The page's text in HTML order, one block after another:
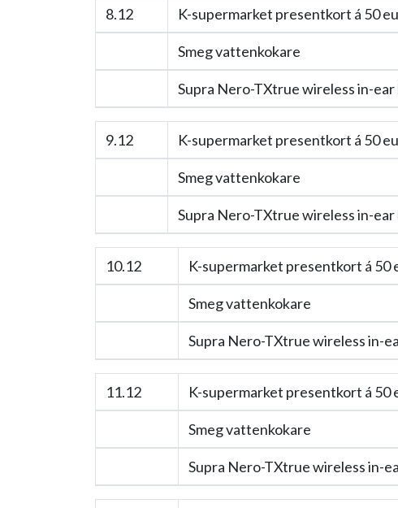
8.12 K-supermarket presentkort á 50
Smeg vattenkokare
Supra Nero-TXtrue wireless in-
9.12 K-supermarket presentkort á 50
Smeg vattenkokare
Supra Nero-TXtrue wireless in-
10.12 K-supermarket presentkort á 50
Smeg vattenkokare
Supra Nero-TXtrue wireless in-
11.12 K-supermarket presentkort á 50
Smeg vattenkokare
Supra Nero-TXtrue wireless in-